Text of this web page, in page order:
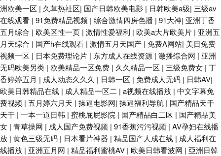
洲欧美一区 | 久草热社区| 国产日韩欧美电影 | 日韩欧美a级| 三级av
在线观看 | 91免费精品视频 | 综合激情四房色播 | 91大神| 亚洲丁香
五月综合 | 欧美区性一页 | 激情性爱福利 | 欧美a大片欧美片 | 亚洲五
月天综合 | 国产h在线观看 | 激情五月天国产 | 免费A网站| 美日免费
视频一区 | 日本免费理论片 | 东方成人在线资源 | 激播综合网 | 亚洲
无码欧美另类 | 欧美精品一区免费 | 久久精品一区 | 三级免费女 | 丁
香婷婷五月 | 成人动态久久久 | 日韩一区 | 免费成人无码 | 日韩AV|
欧美日韩精品在线 | 成人精品一区二 | a视频在线播放 | 中文字幕免
费视频 | 五月婷六月天 | 操逼电影网| 操逼福利导航 | 国产精品天干
天干 | 一本一道日韩 | 蜜桃屁屁影院 | 国产精品白二区 | 国产精品美
女 | 青草操网 | 成人国产免费视频 | 91香蕉污污视频 | AV孕妇在线播
放 | 黄色三级无码 | 日本看片神器 | 精品国产人成在线 | 成人福利在
线播放 | 亚洲五月网 | 精品福利蜜桃AV | 欧美日韩看波网 | 亞洲日韓